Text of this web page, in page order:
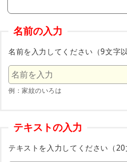
名前の入力
名前を入力してください（9文字以
例：家紋のいろは
テキストの入力
テキストを入力してください（20